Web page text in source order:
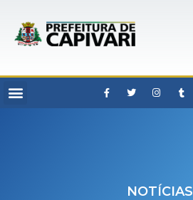
NOTÍCIAS